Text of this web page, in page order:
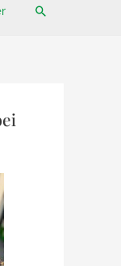
Suchen